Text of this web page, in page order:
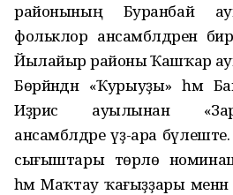
районының Буранбай
фольклор ансамблдәренә
Йылайыр районы Ҡашҡар
Бөрйәндән «Ҡурыуҙы» һәм
Иҙрис ауылынан
ансамблдәре үҙ-ара бүлеште.
сығыштары төрлө
һәм Маҡтау ҡағыҙҙары менән